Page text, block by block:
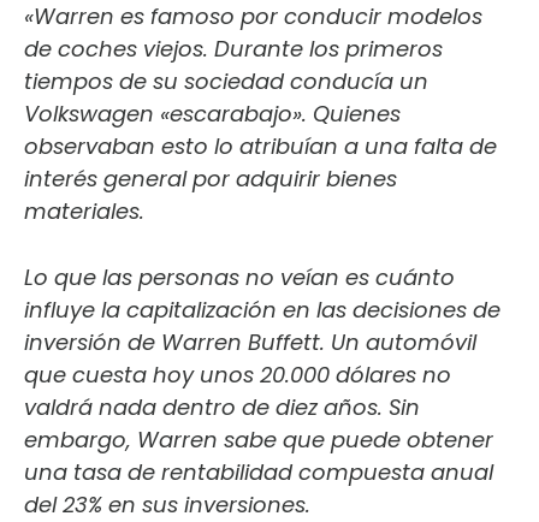
«Warren es famoso por conducir modelos
de coches viejos. Durante los primeros
tiempos de su sociedad conducía un
Volkswagen «escarabajo». Quienes
observaban esto lo atribuían a una falta de
interés general por adquirir bienes
materiales.
Lo que las personas no veían es cuánto
influye la capitalización en las decisiones de
inversión de Warren Buffett. Un automóvil
que cuesta hoy unos 20.000 dólares no
valdrá nada dentro de diez años. Sin
embargo, Warren sabe que puede obtener
una tasa de rentabilidad compuesta anual
del 23% en sus inversiones.